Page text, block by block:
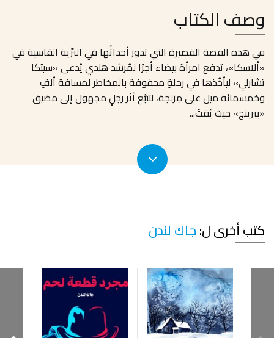
وصف الكتاب
في هذه القصة القصيرة التي تدور أحداثُها في البرِّية القاسية في
«ألاسكا»، تدفع امرأة بيضاء أجرًا لمُرشد هندي يُدعى «سيتكا
تشارلي» ليأخُذها في رحلةٍ محفوفة بالمخاطر لمسافة ألفٍ
وخمسمائة ميل على مِزلجة، لتتبُّع أثر رجلٍ مجهول إلى مضيق
«بيرينج» حيث يُقتَ...
كتب أخرى ل:جاك لندن